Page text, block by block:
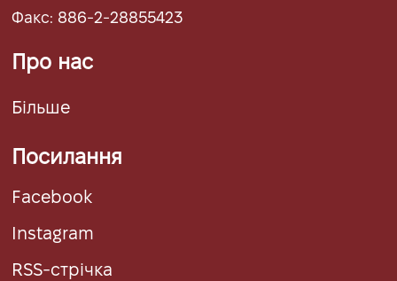
Факс: 886-2-28855423
Про нас
Більше
Посилання
Facebook
Instagram
RSS-стрічка